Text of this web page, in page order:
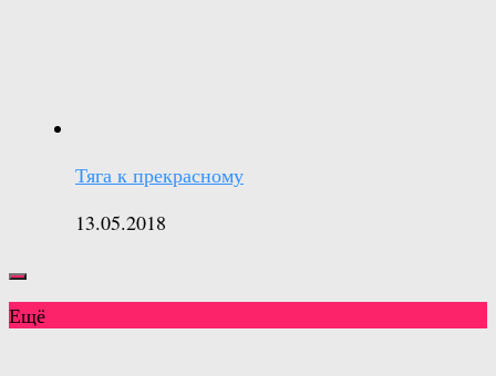
Тяга к прекрасному
13.05.2018
Ещё